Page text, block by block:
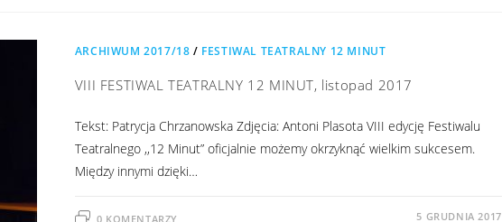
ARCHIWUM 2017/18 / FESTIWAL TEATRALNY 12 MINUT
VIII FESTIWAL TEATRALNY 12 MINUT, listopad 2017
Tekst: Patrycja Chrzanowska Zdjęcia: Antoni Plasota VIII edycję Festiwalu
Teatralnego ,,12 Minut” oficjalnie możemy okrzyknąć wielkim sukcesem.
Między innymi dzięki…
0 KOMENTARZY 5 GRUDNIA 2017